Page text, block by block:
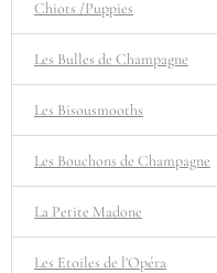
Chiots /Puppies
Les Bulles de Champagne
Les Bisousmooths
Les Bouchons de Champagne
La Petite Madone
Les Etoiles de l'Opéra